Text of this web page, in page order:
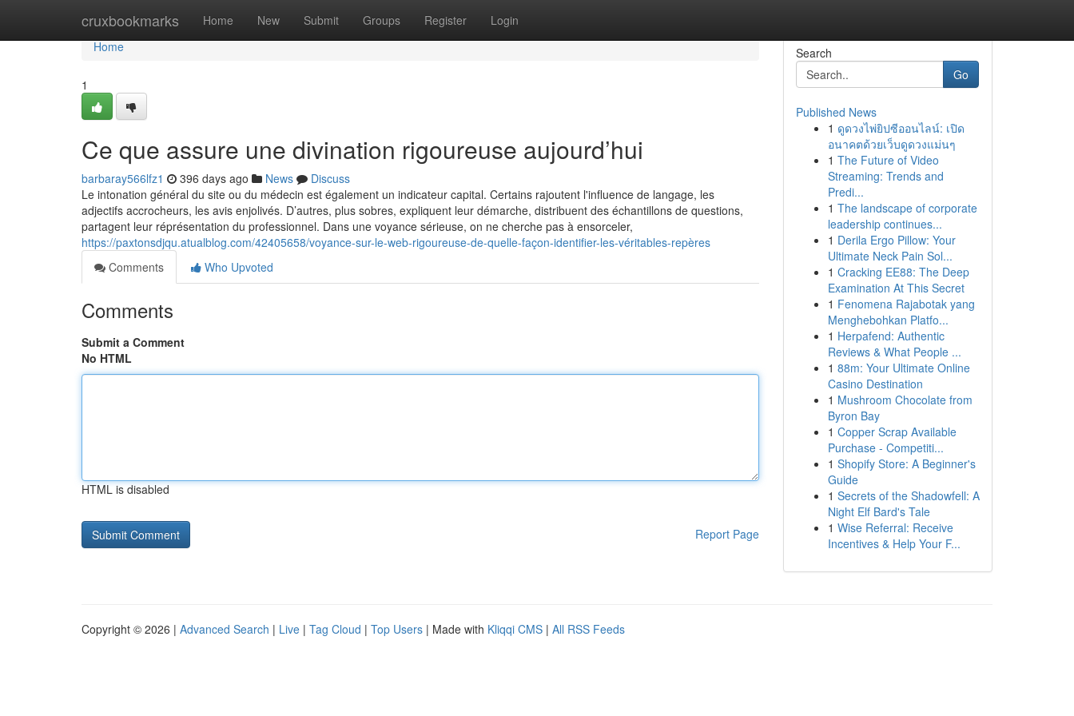
cruxbookmarks Home New Submit Groups Register Login
Home
Home
1
Ce que assure une divination rigoureuse aujourd’hui
barbaray566lfz1 396 days ago News
Discuss
Le intonation général du site ou du médecin est également un indicateur capital. Certains rajoutent l'influence de langage, les
adjectifs accrocheurs, les avis enjolivés. D’autres, plus sobres, expliquent leur démarche, distribuent des échantillons de questions,
partagent leur réprésentation du professionnel. Dans une voyance sérieuse, on ne cherche pas à ensorceler,
https://paxtonsdjqu.atualblog.com/42405658/voyance-sur-le-web-rigoureuse-de-quelle-façon-identifier-les-véritables-repères
Comments
Who Upvoted
Comments
Submit a Comment
No HTML
HTML is disabled
Report Page
Search
Go
Published News
1 ดูดวงไพ่ยิปซีออนไลน์: เปิด
อนาคตด้วยเว็บดูดวงแม่นๆ
1 The Future of Video
Streaming: Trends and
Predi...
1 The landscape of corporate
leadership continues...
1 Derila Ergo Pillow: Your
Ultimate Neck Pain Sol...
1 Cracking EE88: The Deep
Examination At This Secret
1 Fenomena Rajabotak yang
Menghebohkan Platfo...
1 Herpafend: Authentic
Reviews & What People ...
1 88m: Your Ultimate Online
Casino Destination
1 Mushroom Chocolate from
Byron Bay
1 Copper Scrap Available
Purchase - Competiti...
1 Shopify Store: A Beginner's
Guide
1 Secrets of the Shadowfell: A
Night Elf Bard's Tale
1 Wise Referral: Receive
Incentives & Help Your F...
Copyright © 2026 | Advanced Search | Live | Tag Cloud | Top Users | Made with Kliqqi CMS | All RSS Feeds